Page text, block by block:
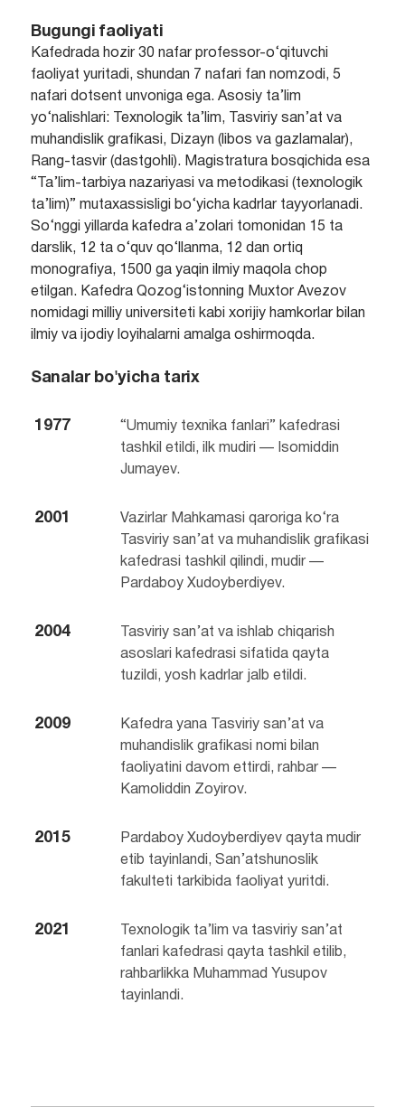
Bugungi faoliyati
Kafedrada hozir 30 nafar professor-o‘qituvchi
faoliyat yuritadi, shundan 7 nafari fan nomzodi, 5
nafari dotsent unvoniga ega. Asosiy ta’lim
yo‘nalishlari: Texnologik ta’lim, Tasviriy san’at va
muhandislik grafikasi, Dizayn (libos va gazlamalar),
Rang-tasvir (dastgohli). Magistratura bosqichida esa
“Ta’lim-tarbiya nazariyasi va metodikasi (texnologik
ta’lim)” mutaxassisligi bo‘yicha kadrlar tayyorlanadi.
So‘nggi yillarda kafedra a’zolari tomonidan 15 ta
darslik, 12 ta o‘quv qo‘llanma, 12 dan ortiq
monografiya, 1500 ga yaqin ilmiy maqola chop
etilgan. Kafedra Qozog‘istonning Muxtor Avezov
nomidagi milliy universiteti kabi xorijiy hamkorlar bilan
ilmiy va ijodiy loyihalarni amalga oshirmoqda.
Sanalar bo'yicha tarix
1977
“Umumiy texnika fanlari” kafedrasi
tashkil etildi, ilk mudiri — Isomiddin
Jumayev.
2001
Vazirlar Mahkamasi qaroriga ko‘ra
Tasviriy san’at va muhandislik grafikasi
kafedrasi tashkil qilindi, mudir —
Pardaboy Xudoyberdiyev.
2004
Tasviriy san’at va ishlab chiqarish
asoslari kafedrasi sifatida qayta
tuzildi, yosh kadrlar jalb etildi.
2009
Kafedra yana Tasviriy san’at va
muhandislik grafikasi nomi bilan
faoliyatini davom ettirdi, rahbar —
Kamoliddin Zoyirov.
2015
Pardaboy Xudoyberdiyev qayta mudir
etib tayinlandi, San’atshunoslik
fakulteti tarkibida faoliyat yuritdi.
2021
Texnologik ta’lim va tasviriy san’at
fanlari kafedrasi qayta tashkil etilib,
rahbarlikka Muhammad Yusupov
tayinlandi.